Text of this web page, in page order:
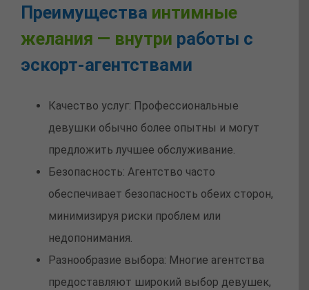
Преимущества интимные
желания — внутри работы с
эскорт-агентствами
Качество услуг: Профессиональные
девушки обычно более опытны и могут
предложить лучшее обслуживание.
Безопасность: Агентство часто
обеспечивает безопасность обеих сторон,
минимизируя риски проблем или
недопонимания.
Разнообразие выбора: Многие агентства
предоставляют широкий выбор девушек,